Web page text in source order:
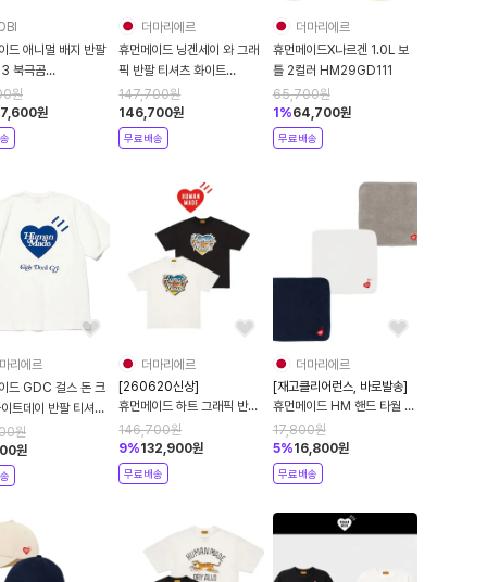
드 애니멀 배지 반팔
북극곰
원
원
더마리에르
휴먼메이드 닝겐세이 와 그래
픽 반팔 티셔츠 화이트
HM31CS082
147,700원
146,700원
무료배송
더마리에르
휴먼메이드X나르겐 1.0L 보
틀 2컬러 HM29GD111
65,700원
1%64,700원
무료배송
리에르
드 GDC 걸스 돈 크
트데이 반팔 티셔츠
HM-994
원
원
더마리에르
[260620신상]
휴먼메이드 하트 그래픽 반팔
티셔츠 2컬러
HM31TE005
146,700원
9%132,900원
무료배송
더마리에르
[재고클리어런스, 바로발송]
휴먼메이드 HM 핸드 타월 3
컬러 HM27GD117
17,800원
5%16,800원
무료배송